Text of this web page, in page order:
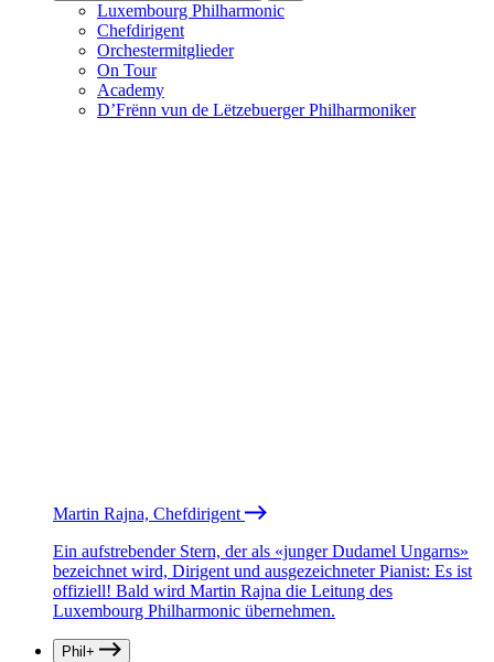
Luxembourg Philharmonic
Chefdirigent
Orchestermitglieder
On Tour
Academy
D’Frënn vun de Lëtzebuerger Philharmoniker
Martin Rajna, Chefdirigent
Ein aufstrebender Stern, der als «junger Dudamel Ungarns»
bezeichnet wird, Dirigent und ausgezeichneter Pianist: Es ist
offiziell! Bald wird Martin Rajna die Leitung des
Luxembourg Philharmonic übernehmen.
Phil+